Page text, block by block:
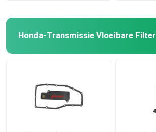
Honda-Transmissie Vloeibare Filter